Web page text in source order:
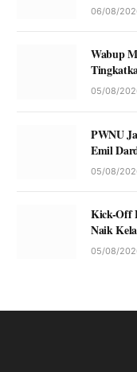
06/08/
Wabup
05/08/
PWNU
Emil
05/08/
Kick-Off
Naik
05/08/